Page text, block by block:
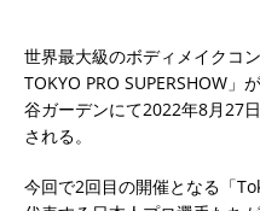
世界最大級のボディメイクコ
TOKYO PRO SUPERSHOW
谷ガーデンにて2022年8月27
される。
今回で2回目の開催となる「